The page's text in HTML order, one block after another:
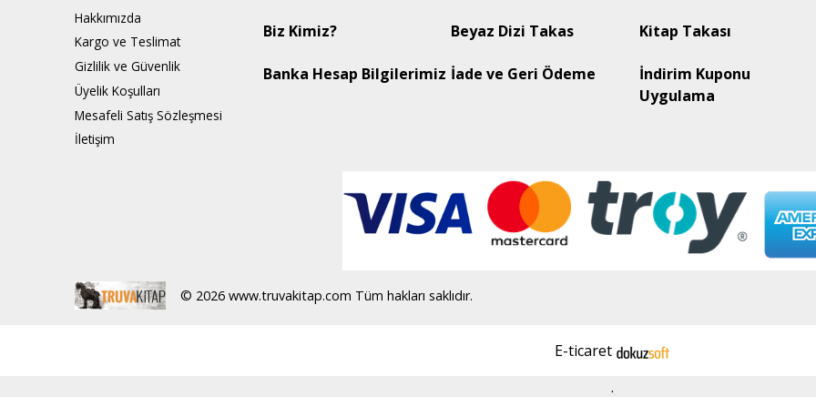
Hakkımızda
Kargo ve Teslimat
Gizlilik ve Güvenlik
Üyelik Koşulları
Mesafeli Satış Sözleşmesi
İletişim
Biz Kimiz? Beyaz Dizi Takas Kitap Takası
Banka Hesap Bilgilerimiz İade ve Geri Ödeme
İndirim Kuponu
Uygulama
© 2026 www.truvakitap.com Tüm hakları saklıdır.
E-ticaret
.